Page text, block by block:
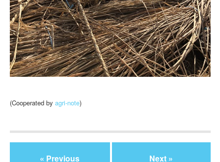
(Cooperated by agri-note)
« Previous Next »